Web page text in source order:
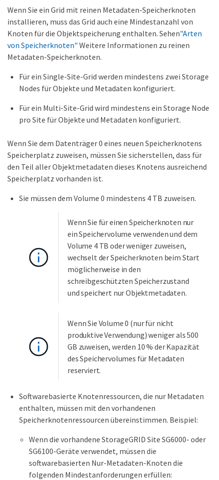
Wenn Sie ein Grid mit reinen Metadaten-Speicherknoten
installieren, muss das Grid auch eine Mindestanzahl von
Knoten für die Objektspeicherung enthalten. Sehen"Arten
von Speicherknoten" Weitere Informationen zu reinen
Metadaten-Speicherknoten.
Für ein Single-Site-Grid werden mindestens zwei Storage
Nodes für Objekte und Metadaten konfiguriert.
Für ein Multi-Site-Grid wird mindestens ein Storage Node
pro Site für Objekte und Metadaten konfiguriert.
Wenn Sie dem Datenträger 0 eines neuen Speicherknotens
Speicherplatz zuweisen, müssen Sie sicherstellen, dass für
den Teil aller Objektmetadaten dieses Knotens ausreichend
Speicherplatz vorhanden ist.
Sie müssen dem Volume 0 mindestens 4 TB zuweisen.
Wenn Sie für einen Speicherknoten nur
ein Speichervolume verwenden und dem
Volume 4 TB oder weniger zuweisen,
wechselt der Speicherknoten beim Start
möglicherweise in den
schreibgeschützten Speicherzustand
und speichert nur Objektmetadaten.
Wenn Sie Volume 0 (nur für nicht
produktive Verwendung) weniger als 500
GB zuweisen, werden 10 % der Kapazität
des Speichervolumes für Metadaten
reserviert.
Softwarebasierte Knotenressourcen, die nur Metadaten
enthalten, müssen mit den vorhandenen
Speicherknotenressourcen übereinstimmen. Beispiel:
Wenn die vorhandene StorageGRID Site SG6000- oder
SG6100-Geräte verwendet, müssen die
softwarebasierten Nur-Metadaten-Knoten die
folgenden Mindestanforderungen erfüllen: